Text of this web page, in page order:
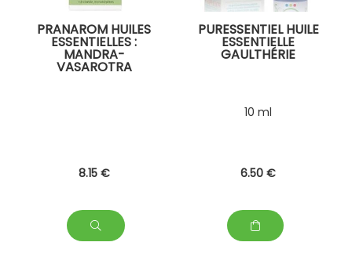
PRANAROM HUILES
ESSENTIELLES :
MANDRA-
VASAROTRA
8.15 €
PURESSENTIEL HUILE
ESSENTIELLE
GAULTHÉRIE
10 ml
6.50 €